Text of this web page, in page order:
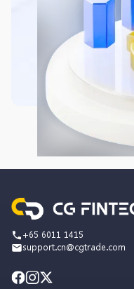
+65 6011 1415
support.cn@cgtrade.com